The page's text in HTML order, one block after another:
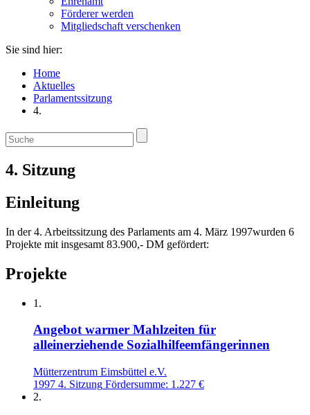
Förderer werden
Mitgliedschaft verschenken
Sie sind hier:
Home
Aktuelles
Parlamentssitzung
4.
4. Sitzung
Einleitung
In der 4. Arbeitssitzung des Parlaments am 4. März 1997wurden 6
Projekte mit insgesamt 83.900,- DM gefördert:
Projekte
1.
Angebot warmer Mahlzeiten für
alleinerziehende Sozialhilfeemfängerinnen
Mütterzentrum Eimsbüttel e.V.
1997 4. Sitzung Fördersumme: 1.227 €
2.